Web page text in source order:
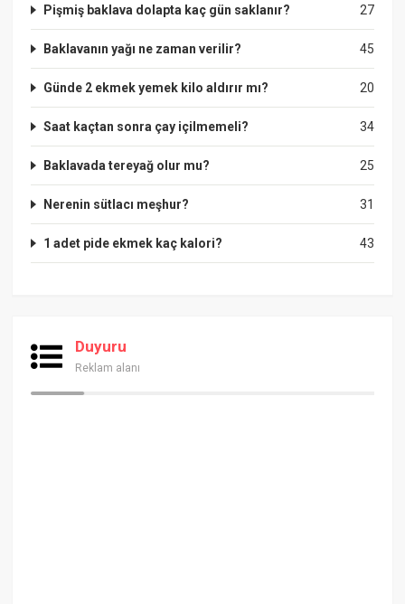
27
Pişmiş baklava dolapta kaç gün saklanır?
45
Baklavanın yağı ne zaman verilir?
20
Günde 2 ekmek yemek kilo aldırır mı?
34
Saat kaçtan sonra çay içilmemeli?
25
Baklavada tereyağ olur mu?
31
Nerenin sütlacı meşhur?
43
1 adet pide ekmek kaç kalori?
Duyuru
Reklam alanı